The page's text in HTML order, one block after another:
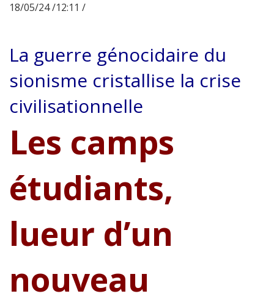
18/05/24 /12:11 /
La guerre génocidaire du
sionisme cristallise la crise
civilisationnelle
Les camps
étudiants,
lueur d’un
nouveau